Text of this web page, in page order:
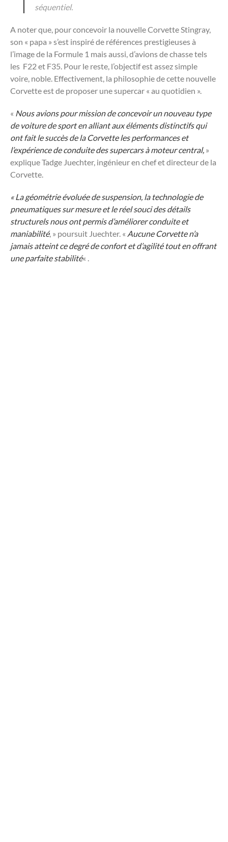
séquentiel.
A noter que, pour concevoir la nouvelle Corvette Stingray,
son « papa » s’est inspiré de références prestigieuses à
l’image de la Formule 1 mais aussi, d’avions de chasse tels
les F22 et F35. Pour le reste, l’objectif est assez simple
voire, noble. Effectivement, la philosophie de cette nouvelle
Corvette est de proposer une supercar « au quotidien ».
« Nous avions pour mission de concevoir un nouveau type
de voiture de sport en alliant aux éléments distinctifs qui
ont fait le succès de la Corvette les performances et
l’expérience de conduite des supercars à moteur central, »
explique Tadge Juechter, ingénieur en chef et directeur de la
Corvette.
« La géométrie évoluée de suspension, la technologie de
pneumatiques sur mesure et le réel souci des détails
structurels nous ont permis d’améliorer conduite et
maniabilité, » poursuit Juechter. « Aucune Corvette n’a
jamais atteint ce degré de confort et d’agilité tout en offrant
une parfaite stabilité« .